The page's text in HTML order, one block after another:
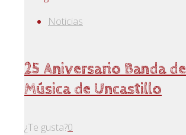
Noticias
25 Aniversario Banda de
Música de Uncastillo
¿Te gusta?0